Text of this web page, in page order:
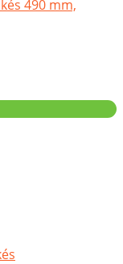
490 mm,